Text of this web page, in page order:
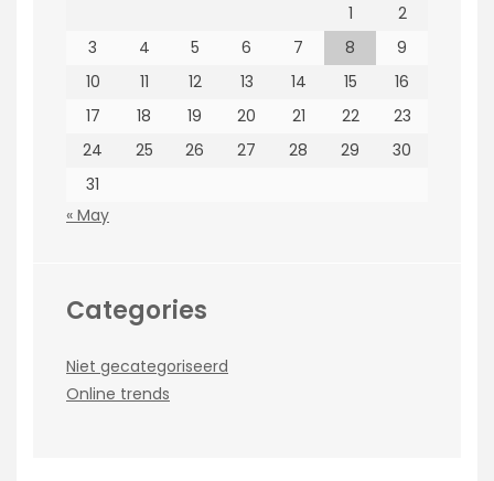
1
2
3
4 5 6 7 8
9
10
11 12 13 14 15
16
17
18 19 20 21 22
23
24
25 26 27 28 29
30
31
« May
Categories
Niet gecategoriseerd
Online trends